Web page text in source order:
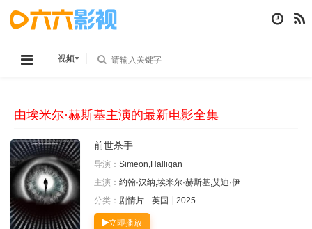
视频
由埃米尔·赫斯基主演的最新电影全集
前世杀手
导演： Simeon,Halligan
主演： 约翰·汉纳,埃米尔·赫斯基,艾迪·伊
分类： 剧情片 英国 2025
立即播放